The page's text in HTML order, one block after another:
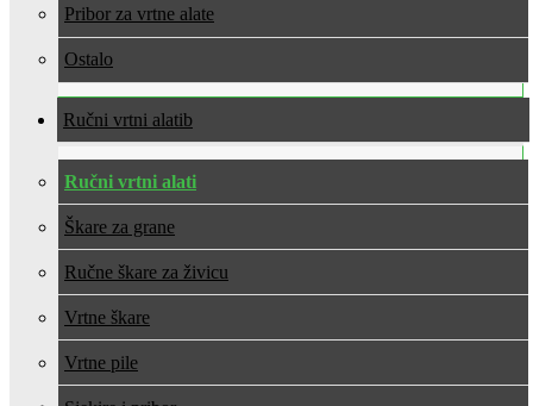
Pribor za vrtne alate
Ostalo
Ručni vrtni alati
Ručni vrtni alati
Škare za grane
Ručne škare za živicu
Vrtne škare
Vrtne pile